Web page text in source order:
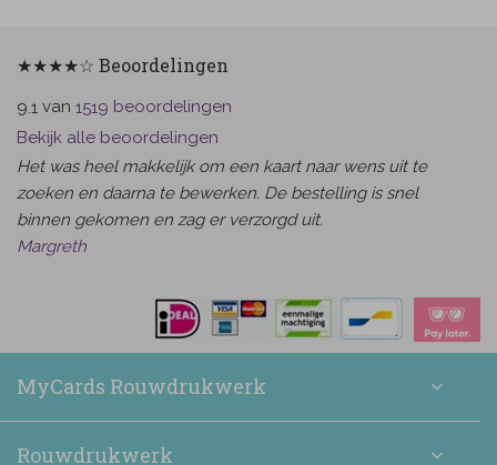
★★★★☆ Beoordelingen
9.1 van 1519 beoordelingen
Bekijk alle beoordelingen
Het was heel makkelijk om een kaart naar wens uit te
zoeken en daarna te bewerken. De bestelling is snel
binnen gekomen en zag er verzorgd uit.
Margreth
MyCards Rouwdrukwerk
Rouwdrukwerk